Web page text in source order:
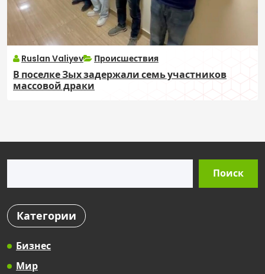
Ruslan Valiyev Происшествия
В поселке Зых задержали семь участников
массовой драки
Поиск
Категории
Бизнес
Мир